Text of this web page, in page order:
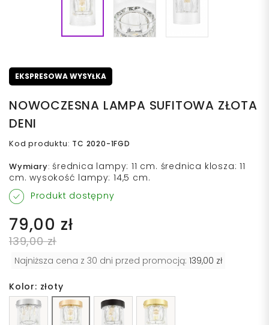
EKSPRESOWA WYSYŁKA
NOWOCZESNA LAMPA SUFITOWA ZŁOTA
DENI
Kod produktu: TC 2020-1FGD
Wymiary: średnica lampy: 11 cm. średnica klosza: 11
cm. wysokość lampy: 14,5 cm.
Produkt dostępny
79,00 zł
139,00 zł
Najniższa cena z 30 dni przed promocją: 139,00 zł
Kolor: złoty